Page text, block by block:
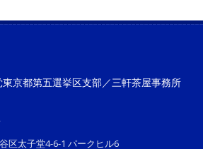
東京都第五選挙区支部／三軒茶屋事務所
区太子堂4-6-1 パークヒル6